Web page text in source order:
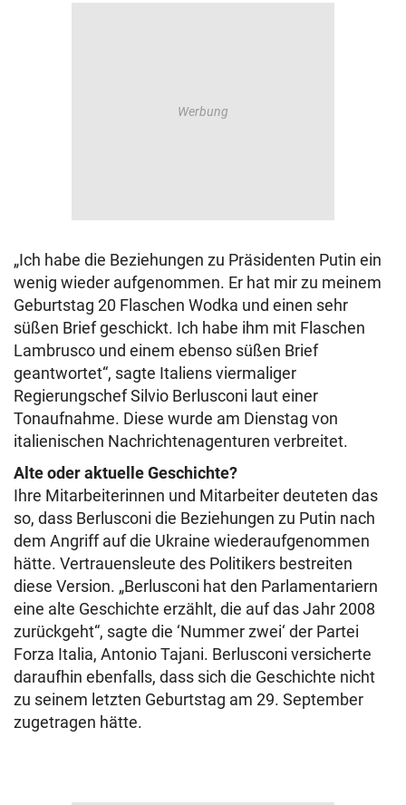
„Ich habe die Beziehungen zu Präsidenten Putin ein
wenig wieder aufgenommen. Er hat mir zu meinem
Geburtstag 20 Flaschen Wodka und einen sehr
süßen Brief geschickt. Ich habe ihm mit Flaschen
Lambrusco und einem ebenso süßen Brief
geantwortet“, sagte Italiens viermaliger
Regierungschef Silvio Berlusconi laut einer
Tonaufnahme. Diese wurde am Dienstag von
italienischen Nachrichtenagenturen verbreitet.
Alte oder aktuelle Geschichte?
Ihre Mitarbeiterinnen und Mitarbeiter deuteten das
so, dass Berlusconi die Beziehungen zu Putin nach
dem Angriff auf die Ukraine wiederaufgenommen
hätte. Vertrauensleute des Politikers bestreiten
diese Version. „Berlusconi hat den Parlamentariern
eine alte Geschichte erzählt, die auf das Jahr 2008
zurückgeht“, sagte die ‘Nummer zwei‘ der Partei
Forza Italia, Antonio Tajani. Berlusconi versicherte
daraufhin ebenfalls, dass sich die Geschichte nicht
zu seinem letzten Geburtstag am 29. September
zugetragen hätte.